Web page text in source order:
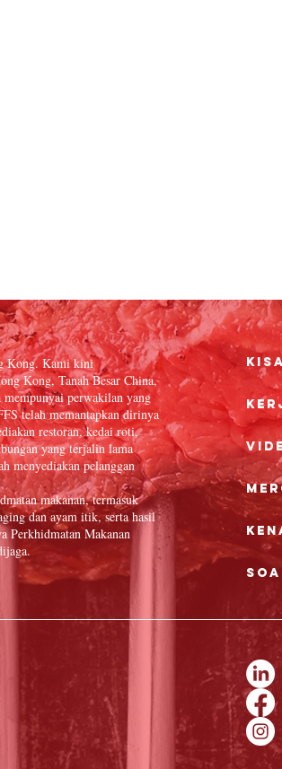
Kong. Kami kini
Kong, Tanah Besar China,
perwakilan yang
telah memantapkan dirinya
restoran, kedai roti,
yang terjalin lama
menyediakan pelanggan
makanan, termasuk
dan ayam itik, serta hasil
Perkhidmatan Makanan